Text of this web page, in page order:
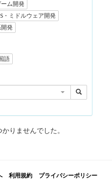
ム開発
・ミドルウェア開発
発
語
りませんでした。
利用規約 プライバシーポリシー